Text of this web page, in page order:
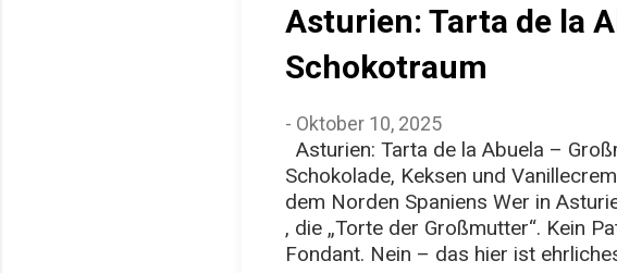
Asturien: Tarta de la
Schokotraum
- Oktober 10, 2025
Asturien: Tarta de la Abuela –
Schokolade, Keksen und
dem Norden Spaniens Wer in
, die „Torte der Großmutter“. Kein
Fondant. Nein – das hier ist